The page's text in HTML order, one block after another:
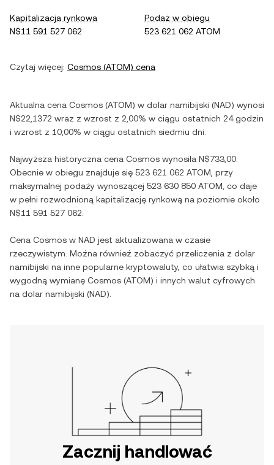
Kapitalizacja rynkowa
N$11 591 527 062
Podaż w obiegu
523 621 062 ATOM
Czytaj więcej: Cosmos (ATOM) cena
Aktualna cena Cosmos (ATOM) w dolar namibijski (NAD) wynosi
N$22,1372 wraz z wzrost z 2,00% w ciągu ostatnich 24 godzin
i wzrost z 10,00% w ciągu ostatnich siedmiu dni.
Najwyższa historyczna cena Cosmos wynosiła N$733,00
Obecnie w obiegu znajduje się 523 621 062 ATOM , przy
maksymalnej podaży wynoszącej 523 630 850 ATOM , co daje
w pełni rozwodnioną kapitalizację rynkową na poziomie około
N$11 591 527 062
Cena Cosmos w NAD jest aktualizowana w czasie
rzeczywistym. Można również zobaczyć przeliczenia z dolar
namibijski na inne popularne kryptowaluty, co ułatwia szybką i
wygodną wymianę Cosmos (ATOM) i innych walut cyfrowych
na dolar namibijski (NAD).
Zacznij handlować